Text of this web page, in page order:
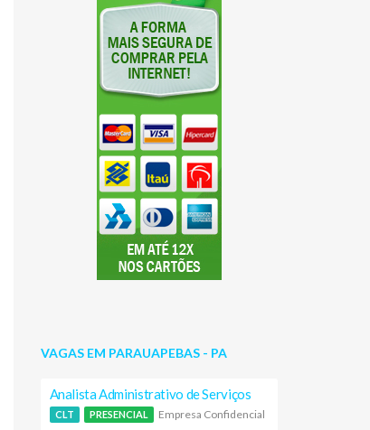
VAGAS EM PARAUAPEBAS - PA
Analista Administrativo de Serviços
CLT PRESENCIAL Empresa Confidencial